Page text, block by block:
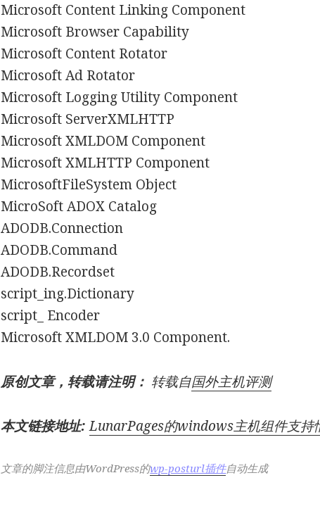
Microsoft Content Linking Component
Microsoft Browser Capability
Microsoft Content Rotator
Microsoft Ad Rotator
Microsoft Logging Utility Component
Microsoft ServerXMLHTTP
Microsoft XMLDOM Component
Microsoft XMLHTTP Component
MicrosoftFileSystem Object
MicroSoft ADOX Catalog
ADODB.Connection
ADODB.Command
ADODB.Recordset
script_ing.Dictionary
script_ Encoder
Microsoft XMLDOM 3.0 Component.
原创文章，转载请注明： 转载自国外主机评测
本文链接地址: LunarPages的windows主机组件支持
文章的脚注信息由WordPress的wp-posturl插件自动生成